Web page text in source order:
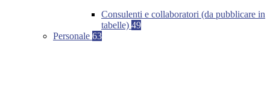
Consulenti e collaboratori (da pubblicare in
tabelle) 49
Personale 63